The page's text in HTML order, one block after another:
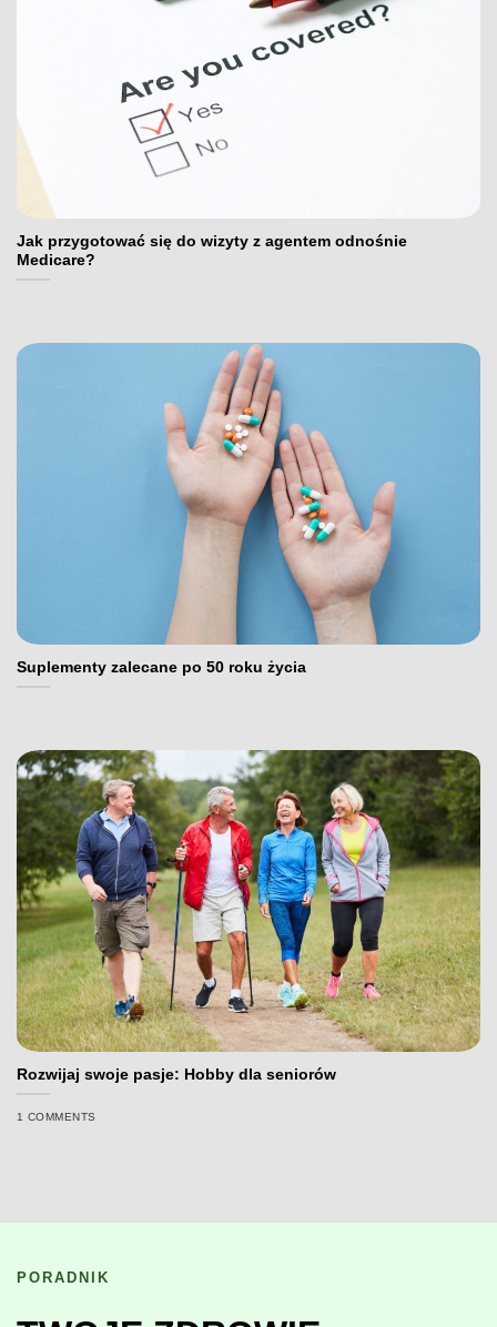
Jak przygotować się do wizyty z agentem odnośnie
Medicare?
Suplementy zalecane po 50 roku życia
Rozwijaj swoje pasje: Hobby dla seniorów
1 COMMENTS
PORADNIK